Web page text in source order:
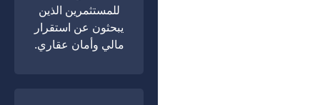
للمستثمرين الذين
يبحثون عن استقرار
مالي وأمان عقاري.